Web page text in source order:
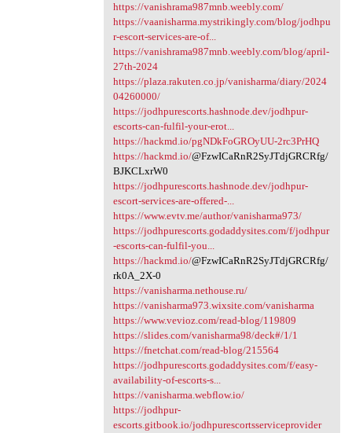
https://vanishrama987mnb.weebly.com/
https://vaanisharma.mystrikingly.com/blog/jodhpu
r-escort-services-are-of...
https://vanishrama987mnb.weebly.com/blog/april-
27th-2024
https://plaza.rakuten.co.jp/vanisharma/diary/2024
04260000/
https://jodhpurescorts.hashnode.dev/jodhpur-
escorts-can-fulfil-your-erot...
https://hackmd.io/pgNDkFoGROyUU-2rc3PrHQ
https://hackmd.io/@FzwICaRnR2SyJTdjGRCRfg/
BJKCLxrW0
https://jodhpurescorts.hashnode.dev/jodhpur-
escort-services-are-offered-...
https://www.evtv.me/author/vanisharma973/
https://jodhpurescorts.godaddysites.com/f/jodhpur
-escorts-can-fulfil-you...
https://hackmd.io/@FzwICaRnR2SyJTdjGRCRfg/
rk0A_2X-0
https://vanisharma.nethouse.ru/
https://vanisharma973.wixsite.com/vanisharma
https://www.vevioz.com/read-blog/119809
https://slides.com/vanisharma98/deck#/1/1
https://fnetchat.com/read-blog/215564
https://jodhpurescorts.godaddysites.com/f/easy-
availability-of-escorts-s...
https://vanisharma.webflow.io/
https://jodhpur-
escorts.gitbook.io/jodhpurescortsserviceprovider